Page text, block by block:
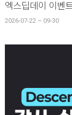
엑스딥데이 이벤
2026-07-22 ~ 09-30